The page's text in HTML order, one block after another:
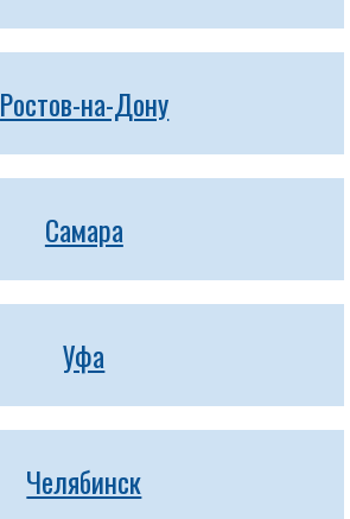
Ростов-на-Дону
Самара
Уфа
Челябинск